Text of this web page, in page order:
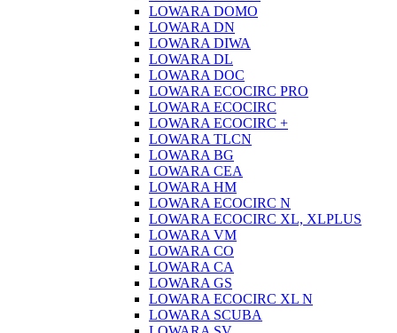
LOWARA DOMO
LOWARA DN
LOWARA DIWA
LOWARA DL
LOWARA DOC
LOWARA ECOCIRC PRO
LOWARA ECOCIRC
LOWARA ECOCIRC +
LOWARA TLCN
LOWARA BG
LOWARA CEA
LOWARA HM
LOWARA ECOCIRC N
LOWARA ECOCIRC XL, XLPLUS
LOWARA VM
LOWARA CO
LOWARA CA
LOWARA GS
LOWARA ECOCIRC XL N
LOWARA SCUBA